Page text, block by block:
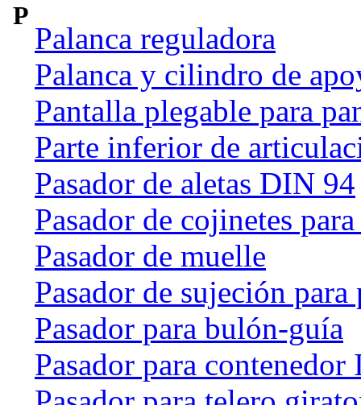
P
Palanca reguladora
Palanca y cilindro de
Pantalla plegable para
Parte inferior de
Pasador de aletas DIN 94
Pasador de cojinetes
Pasador de muelle
Pasador de sujeción para
Pasador para bulón-guía
Pasador para